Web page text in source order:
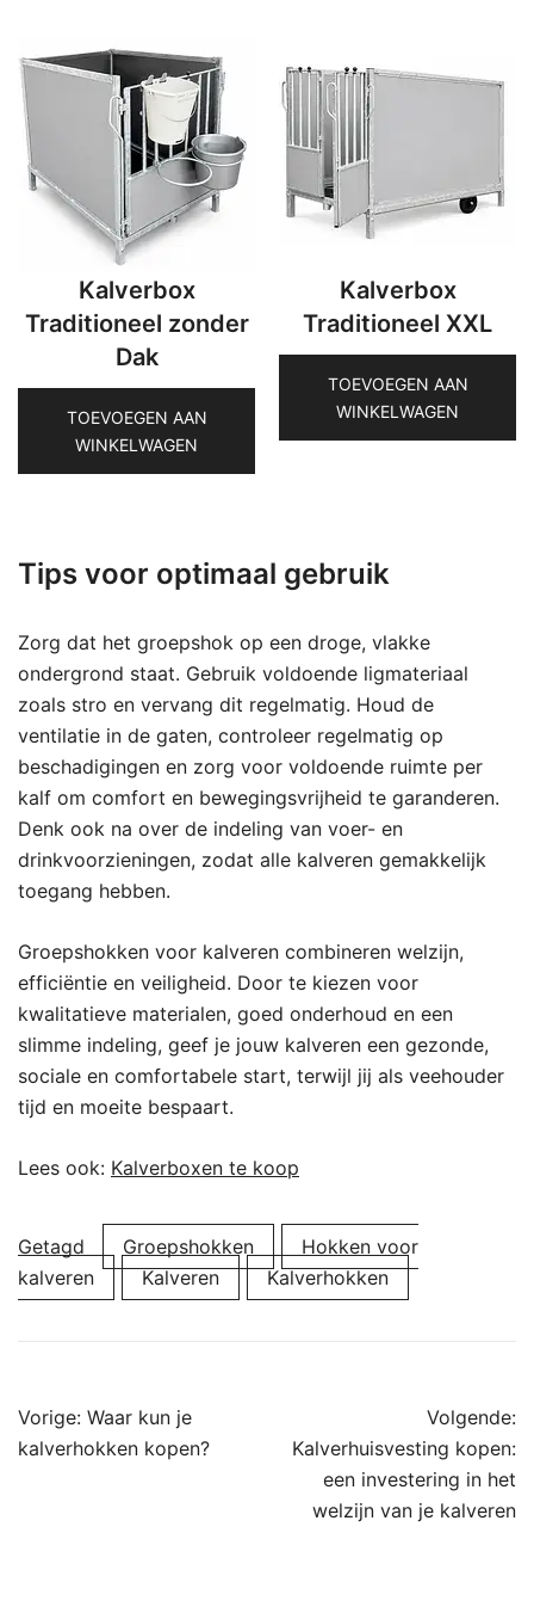
Kalverbox
Traditioneel zonder
Dak
TOEVOEGEN AAN
WINKELWAGEN
Kalverbox
Traditioneel XXL
TOEVOEGEN AAN
WINKELWAGEN
Tips voor optimaal gebruik
Zorg dat het groepshok op een droge, vlakke
ondergrond staat. Gebruik voldoende ligmateriaal
zoals stro en vervang dit regelmatig. Houd de
ventilatie in de gaten, controleer regelmatig op
beschadigingen en zorg voor voldoende ruimte per
kalf om comfort en bewegingsvrijheid te garanderen.
Denk ook na over de indeling van voer- en
drinkvoorzieningen, zodat alle kalveren gemakkelijk
toegang hebben.
Groepshokken voor kalveren combineren welzijn,
efficiëntie en veiligheid. Door te kiezen voor
kwalitatieve materialen, goed onderhoud en een
slimme indeling, geef je jouw kalveren een gezonde,
sociale en comfortabele start, terwijl jij als veehouder
tijd en moeite bespaart.
Lees ook: Kalverboxen te koop
Getagd Groepshokken
Hokken voor
kalveren
Kalveren Kalverhokken
Bericht
navigatie
Vorige: Waar kun je
kalverhokken kopen?
Volgende:
Kalverhuisvesting kopen:
een investering in het
welzijn van je kalveren